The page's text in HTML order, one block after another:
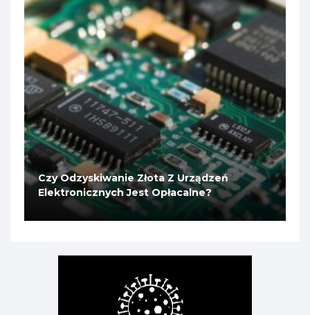
Czy Odzyskiwanie Złota Z Urządzeń
Elektronicznych Jest Opłacalne?